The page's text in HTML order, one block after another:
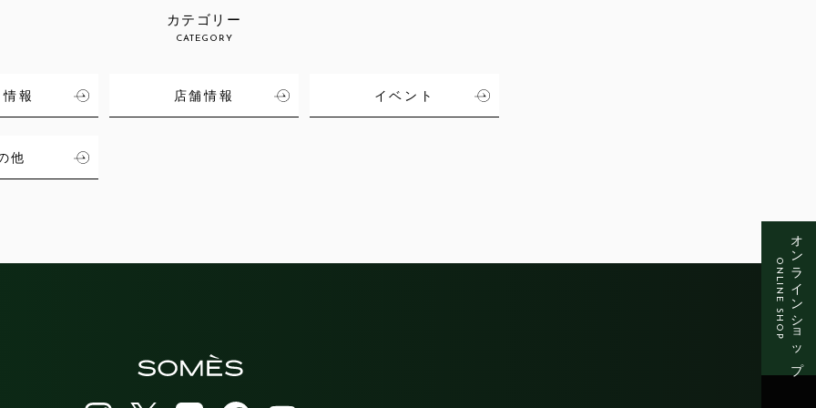
オンラインショップ
ONLINE SHOP
カテゴリー
CATEGORY
報 店舗情報 イベント
他